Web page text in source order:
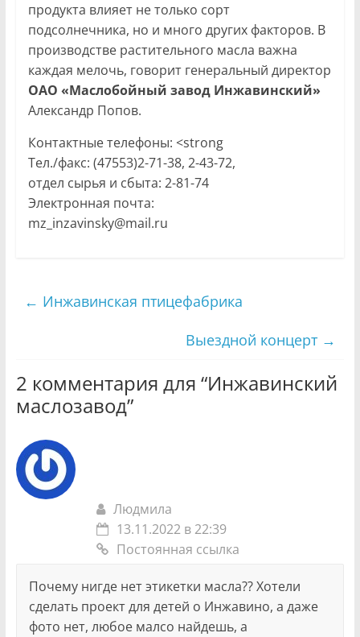
продукта влияет не только сорт
подсолнечника, но и много других факторов. В
производстве растительного масла важна
каждая мелочь, говорит генеральный директор
ОАО «Маслобойный завод Инжавинский»
Александр Попов.
Контактные телефоны: <strong
Тел./факс: (47553)2-71-38, 2-43-72,
отдел сырья и сбыта: 2-81-74
Электронная почта:
mz_inzavinsky@mail.ru
← Инжавинская птицефабрика
Выездной концерт →
2 комментария для “Инжавинский
маслозавод”
Людмила
13.11.2022 в 22:39
Постоянная ссылка
Почему нигде нет этикетки масла?? Хотели
сделать проект для детей о Инжавино, а даже
фото нет, любое малсо найдешь, а